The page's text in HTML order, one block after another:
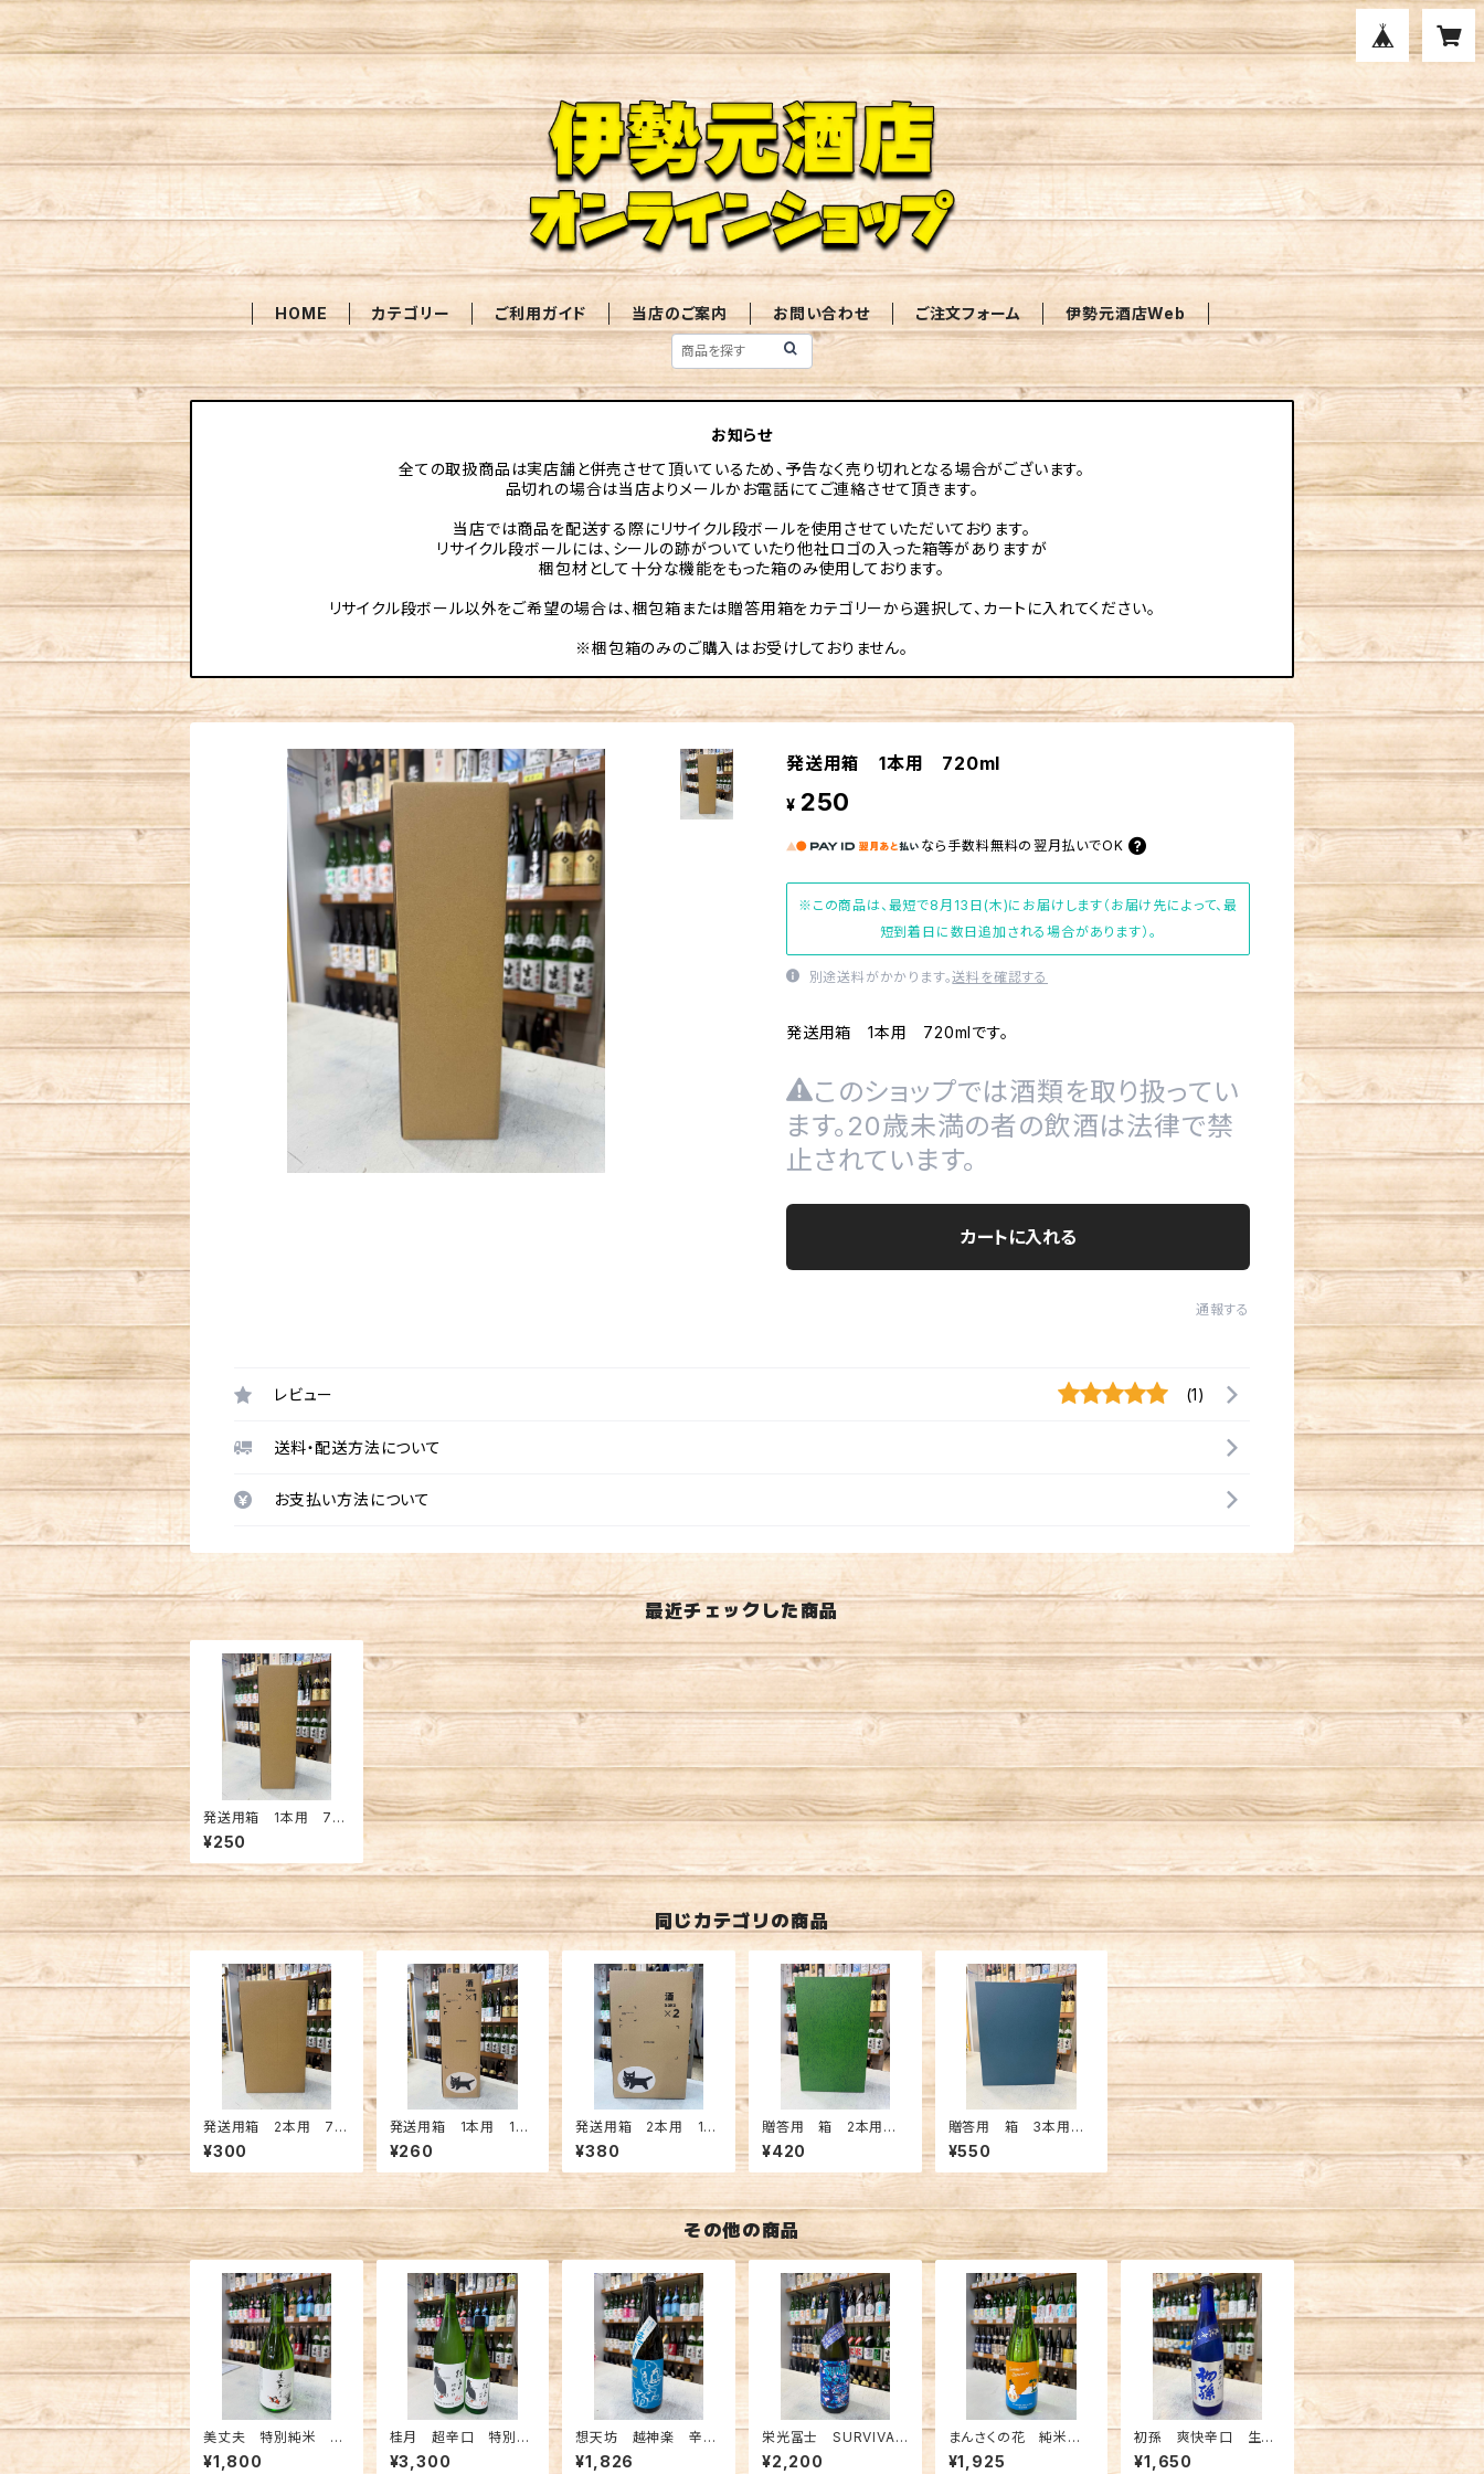
HOME カテゴリー ご利用ガイド 当店のご案内 お問い合わせ ご注文フォーム 伊勢元酒店Web
お知らせ
全ての取扱商品は実店舗と併売させて頂いているため、予告なく売り切れとなる場合がございます。
品切れの場合は当店よりメールかお電話にてご連絡させて頂きます。
当店では商品を配送する際にリサイクル段ボールを使用させていただいております。
リサイクル段ボールには、シールの跡がついていたり他社ロゴの入った箱等がありますが
梱包材として十分な機能をもった箱のみ使用しております。
リサイクル段ボール以外をご希望の場合は、梱包箱または贈答用箱をカテゴリーから選択して、カートに入れてください。
※梱包箱のみのご購入はお受けしておりません。
発送用箱 1本用 720ml
¥ 250
なら 手数料無料の 翌月払いでOK
※この商品は、最短で8月13日(木)にお届けします（お届け先によって、最
短到着日に数日追加される場合があります）。
別途送料がかかります。送料を確認する
発送用箱 1本用 720mlです。
このショップでは酒類を取り扱ってい
ます。20歳未満の者の飲酒は法律で禁
止されています。
カートに入れる
通報する
レビュー (1)
送料・配送方法について
お支払い方法について
最近チェックした商品
発送用箱 1本用 72
0ml
¥250
同じカテゴリの商品
発送用箱 2本用 72
0ml
¥300
発送用箱 1本用 180
0ml
¥260
発送用箱 2本用 18
00ml
¥380
贈答用 箱 2本用 7
20ml
¥420
贈答用 箱 3本用
720ml
¥550
その他の商品
美丈夫 特別純米 夏
酒 720ml
¥1,800
桂月 超辛口 特別純
米酒60 夏の生酒 1
800ml
¥3,300
想天坊 越神楽 辛口
純米吟醸瓶囲い 一回
火入原酒 720ml
¥1,826
栄光冨士 SURVIVAL
純米大吟醸無濾過生
原酒 720ml
¥2,200
まんさくの花 純米吟
醸 Summer Snowm
an 720ml
¥1,925
初孫 爽快辛口 生も
と純米吟醸生詰 720
ml
¥1,650